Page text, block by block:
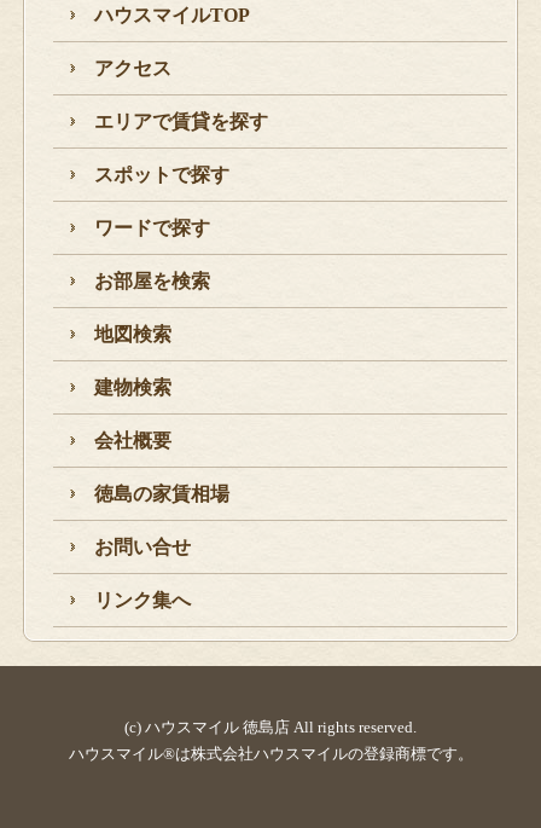
ハウスマイルTOP
アクセス
エリアで賃貸を探す
スポットで探す
ワードで探す
お部屋を検索
地図検索
建物検索
会社概要
徳島の家賃相場
お問い合せ
リンク集へ
(c) ハウスマイル 徳島店 All rights reserved.
ハウスマイル®は株式会社ハウスマイルの登録商標です。